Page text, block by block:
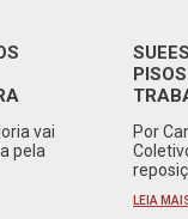
vai
pela
Por
LEIA